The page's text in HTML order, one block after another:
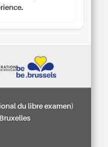
du libre examen)